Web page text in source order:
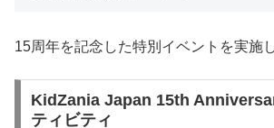
15周年を記念した特別イベントを実施
KidZania Japan 15th
ティビティ